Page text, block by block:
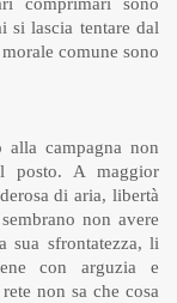
si lascia tentare dal
comune sono
alla campagna non
posto. A maggior
di aria, libertà
non avere
sua sfrontatezza, li
con arguzia e
non sa che cosa